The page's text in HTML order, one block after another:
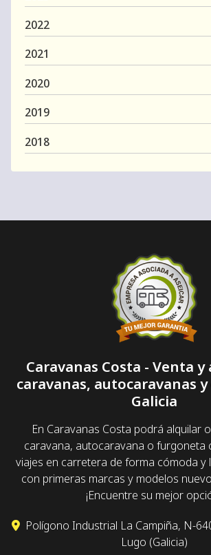
2022
2021
2020
2019
2018
Caravanas Costa - Venta
caravanas, autocaravanas
Galicia
En Caravanas Costa podrá alquilar
caravana, autocaravana o furgoneta
viajes en carretera de forma cómoda y
con primeras marcas y modelos
¡Encuentre su mejor
Polígono Industrial La Campiña, N-
Lugo (Galicia)